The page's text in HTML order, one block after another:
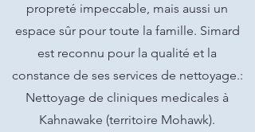
propreté impeccable, mais aussi un
espace sûr pour toute la famille. Simard
est reconnu pour la qualité et la
constance de ses services de nettoyage.:
Nettoyage de cliniques medicales à
Kahnawake (territoire Mohawk).